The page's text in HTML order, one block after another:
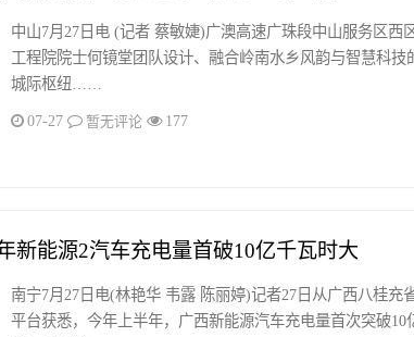
中山7月27日电 (记者 蔡敏婕)广澳高速广珠段中山服务区西
工程院院士何镜堂团队设计、融合岭南水乡风韵与智慧科技
城际枢纽……
07-27 暂无评论 177
新能源2汽车充电量首破10亿千瓦时大
南宁7月27日电(林艳华 韦露 陈丽婷)记者27日从广西八桂充
平台获悉，今年上半年，广西新能源汽车充电量首次突破10